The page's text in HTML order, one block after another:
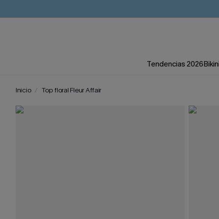
Tendencias 2026
Inicio Top floral Fleur Affair